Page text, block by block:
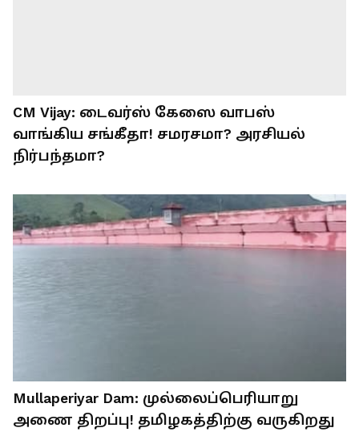
CM Vijay: டைவர்ஸ் கேஸை வாபஸ்
வாங்கிய சங்கீதா! சமரசமா? அரசியல்
நிர்பந்தமா?
Mullaperiyar Dam: முல்லைப்பெரியாறு
அணை திறப்பு! தமிழகத்திற்கு வருகிறது